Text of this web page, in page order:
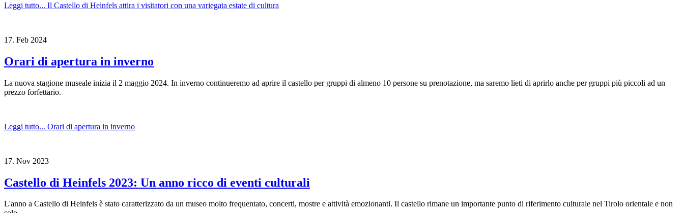
Leggi tutto... Il Castello di Heinfels attira i visitatori con una variegata estate di cultura
17. Feb 2024
Orari di apertura in inverno
La nuova stagione museale inizia il 2 maggio 2024. In inverno continueremo ad aprire il castello per gruppi di almeno 10 persone su prenotazione, ma saremo lieti di aprirlo anche per gruppi più piccoli ad un
prezzo forfettario.
Leggi tutto... Orari di apertura in inverno
17. Nov 2023
Castello di Heinfels 2023: Un anno ricco di eventi culturali
L'anno a Castello di Heinfels è stato caratterizzato da un museo molto frequentato, concerti, mostre e attività emozionanti. Il castello rimane un importante punto di riferimento culturale nel Tirolo orientale e non